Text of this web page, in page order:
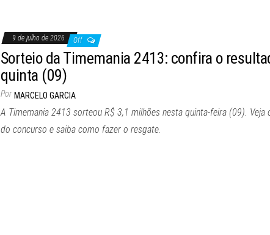
9 de julho de 2026 Off
Sorteio da Timemania 2413: confira o
quinta (09)
Por MARCELO GARCIA
A Timemania 2413 sorteou R$ 3,1 milhões nesta quinta-feira (09). Veja
do concurso e saiba como fazer o resgate.